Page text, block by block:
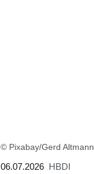
© Pixabay/Gerd Altmann
06.07.2026 HBDI